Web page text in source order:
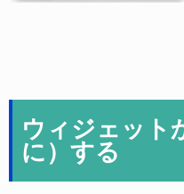
ウィジェット
に）する